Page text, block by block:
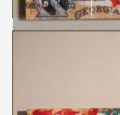
Harrah's Club